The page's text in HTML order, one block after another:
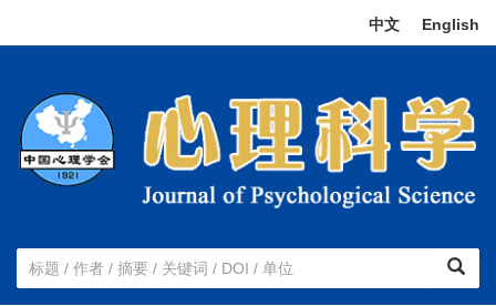
中文 English